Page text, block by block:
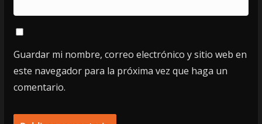
Guardar mi nombre, correo electrónico y sitio web en
este navegador para la próxima vez que haga un
comentario.